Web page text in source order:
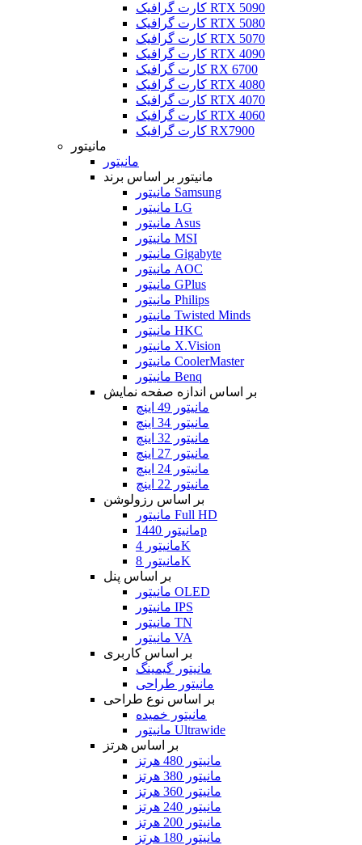
کارت گرافیک RTX 5090
کارت گرافیک RTX 5080
کارت گرافیک RTX 5070
کارت گرافیک RTX 4090
کارت گرافیک RX 6700
کارت گرافیک RTX 4080
کارت گرافیک RTX 4070
کارت گرافیک RTX 4060
کارت گرافیک RX7900
مانیتور
مانیتور
مانیتور بر اساس برند
مانیتور Samsung
مانیتور LG
مانیتور Asus
مانیتور MSI
مانیتور Gigabyte
مانیتور AOC
مانیتور GPlus
مانیتور Philips
مانیتور Twisted Minds
مانیتور HKC
مانیتور X.Vision
مانیتور CoolerMaster
مانیتور Benq
بر اساس اندازه صفحه نمایش
مانیتور 49 اینچ
مانیتور 34 اینچ
مانیتور 32 اینچ
مانیتور 27 اینچ
مانیتور 24 اینچ
مانیتور 22 اینچ
بر اساس رزولوشن
مانیتور Full HD
مانیتور 1440p
مانیتور 4K
مانیتور 8K
بر اساس پنل
مانیتور OLED
مانیتور IPS
مانیتور TN
مانیتور VA
بر اساس کاربری
مانیتور گیمینگ
مانیتور طراحی
بر اساس نوع طراحی
مانیتور خمیده
مانیتور Ultrawide
بر اساس هرتز
مانیتور 480 هرتز
مانیتور 380 هرتز
مانیتور 360 هرتز
مانیتور 240 هرتز
مانیتور 200 هرتز
مانیتور 180 هرتز